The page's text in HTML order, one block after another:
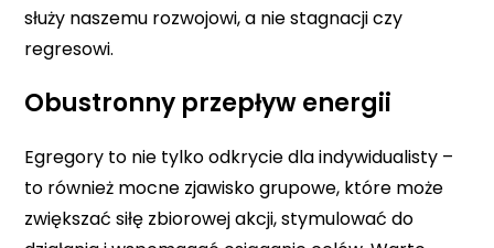
służy naszemu rozwojowi, a nie stagnacji czy
regresowi.
Obustronny przepływ energii
Egregory to nie tylko odkrycie dla indywidualisty –
to również mocne zjawisko grupowe, które może
zwiększać siłę zbiorowej akcji, stymulować do